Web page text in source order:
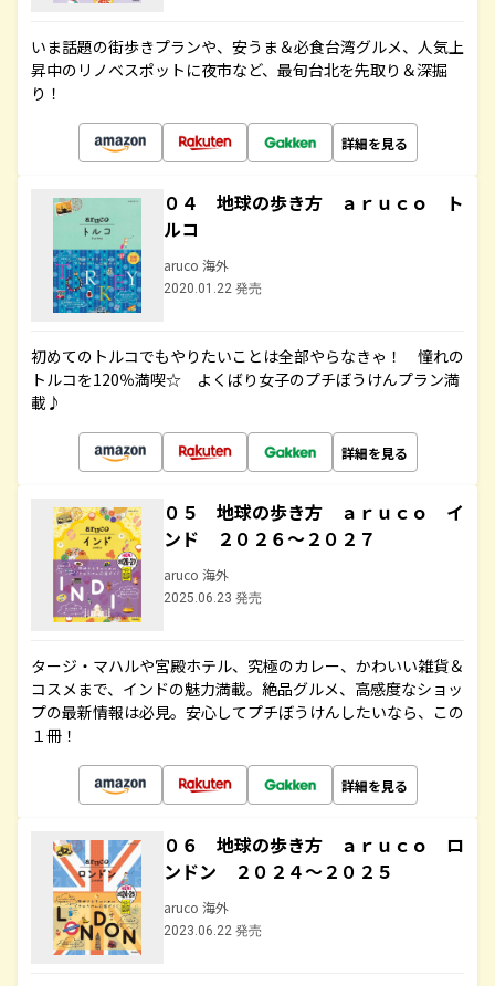
いま話題の街歩きプランや、安うま＆必食台湾グルメ、人気上
昇中のリノベスポットに夜市など、最旬台北を先取り＆深掘
り！
詳細を見る
０４ 地球の歩き方 ａｒｕｃｏ ト
ルコ
aruco 海外
2020.01.22 発売
初めてのトルコでもやりたいことは全部やらなきゃ！ 憧れの
トルコを120％満喫☆ よくばり女子のプチぼうけんプラン満
載♪
詳細を見る
０５ 地球の歩き方 ａｒｕｃｏ イ
ンド ２０２６～２０２７
aruco 海外
2025.06.23 発売
タージ・マハルや宮殿ホテル、究極のカレー、かわいい雑貨＆
コスメまで、インドの魅力満載。絶品グルメ、高感度なショッ
プの最新情報は必見。安心してプチぼうけんしたいなら、この
１冊！
詳細を見る
０６ 地球の歩き方 ａｒｕｃｏ ロ
ンドン ２０２４～２０２５
aruco 海外
2023.06.22 発売